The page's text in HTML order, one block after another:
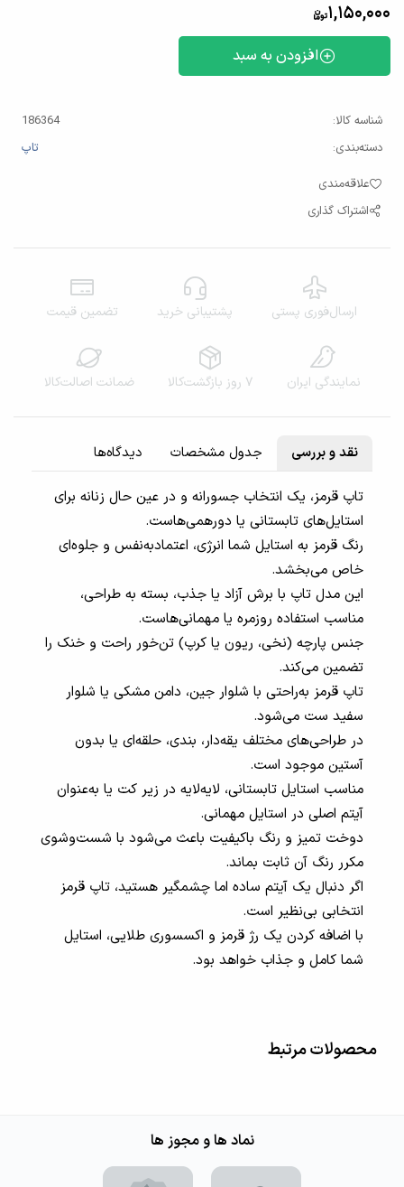
1,150,000
افزودن به سبد
شناسه کالا:
186364
دسته‌بندی:
تاپ
علاقه‌مندی
اشتراک گذاری
ارسال‌فوری پستی پشتیبانی خرید تضمین قیمت
نمایندگی‌ ایران ۷ روز بازگشت‌کالا ضمانت اصالت‌کالا
نقد و بررسی جدول مشخصات دیدگاه‌ها
تاپ قرمز، یک انتخاب جسورانه و در عین حال زنانه برای
استایل‌های تابستانی یا دورهمی‌هاست.
رنگ قرمز به استایل شما انرژی، اعتمادبه‌نفس و جلوه‌ای
خاص می‌بخشد.
این مدل تاپ با برش آزاد یا جذب، بسته به طراحی،
مناسب استفاده روزمره یا مهمانی‌هاست.
جنس پارچه (نخی، ریون یا کرپ) تن‌خور راحت و خنک را
تضمین می‌کند.
تاپ قرمز به‌راحتی با شلوار جین، دامن مشکی یا شلوار
سفید ست می‌شود.
در طراحی‌های مختلف یقه‌دار، بندی، حلقه‌ای یا بدون
آستین موجود است.
مناسب استایل تابستانی، لایه‌لایه در زیر کت یا به‌عنوان
آیتم اصلی در استایل مهمانی.
دوخت تمیز و رنگ باکیفیت باعث می‌شود با شست‌وشوی
مکرر رنگ آن ثابت بماند.
اگر دنبال یک آیتم ساده اما چشمگیر هستید، تاپ قرمز
انتخابی بی‌نظیر است.
با اضافه کردن یک رژ قرمز و اکسسوری طلایی، استایل
شما کامل و جذاب خواهد بود.
محصولات مرتبط
نماد ها و مجوز ها